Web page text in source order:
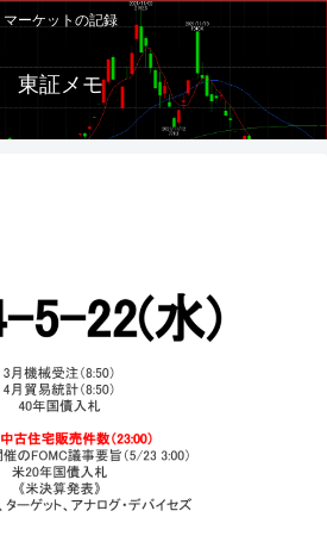
マーケットの記録
東証メモ